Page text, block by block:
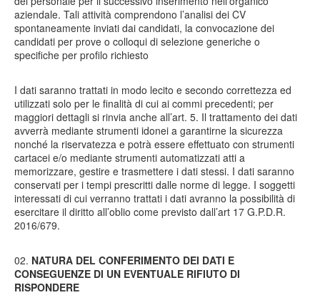
aziendale. Tali attività comprendono l’analisi dei CV
spontaneamente inviati dai candidati, la convocazione dei
candidati per prove o colloqui di selezione generiche o
specifiche per profilo richiesto
I dati saranno trattati in modo lecito e secondo correttezza ed
utilizzati solo per le finalità di cui ai commi precedenti; per
maggiori dettagli si rinvia anche all’art. 5. Il trattamento dei dati
avverrà mediante strumenti idonei a garantirne la sicurezza
nonché la riservatezza e potrà essere effettuato con strumenti
cartacei e/o mediante strumenti automatizzati atti a
memorizzare, gestire e trasmettere i dati stessi. I dati saranno
conservati per i tempi prescritti dalle norme di legge. I soggetti
interessati di cui verranno trattati i dati avranno la possibilità di
esercitare il diritto all’oblio come previsto dall’art 17 G.P.D.R.
2016/679.
NATURA DEL CONFERIMENTO DEI DATI E
CONSEGUENZE DI UN EVENTUALE RIFIUTO DI
RISPONDERE